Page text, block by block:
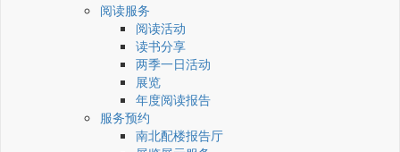
阅读服务
阅读活动
读书分享
两季一日活动
展览
年度阅读报告
服务预约
南北配楼报告厅